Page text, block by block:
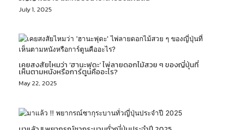
July 1, 2025
เคยสงสัยไหมว่า ‘ฮานะฟุดะ’ ไพ่ลายดอกไม้สวย ๆ ของญี่ปุ่นที่
เห็นตามหนังหรือการ์ตูนคืออะไร?
May 22, 2025